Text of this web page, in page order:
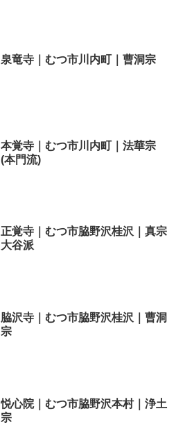
泉竜寺｜むつ市川内町｜曹洞宗
本覚寺｜むつ市川内町｜法華宗
(本門流)
正覚寺｜むつ市脇野沢桂沢｜真宗
大谷派
脇沢寺｜むつ市脇野沢桂沢｜曹洞
宗
悦心院｜むつ市脇野沢本村｜浄土
宗